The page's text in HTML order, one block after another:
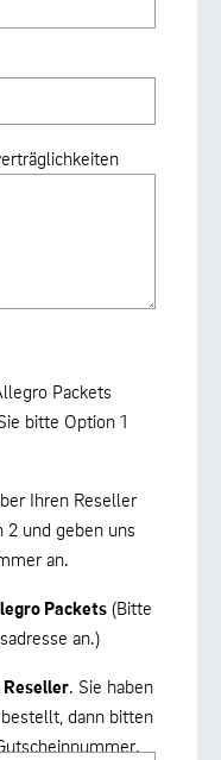
Packets
bitte Option 1
Ihren Reseller
und geben uns
an.
Packets (Bitte
an.)
Reseller. Sie haben
dann bitten